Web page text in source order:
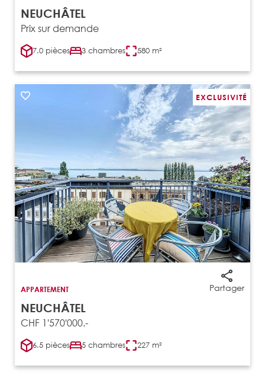
NEUCHÂTEL
Prix sur demande
7.0 pièces 3 chambres 580 m²
EXCLUSIVITÉ
Partager
APPARTEMENT
NEUCHÂTEL
CHF 1'570'000.-
6.5 pièces 5 chambres 227 m²